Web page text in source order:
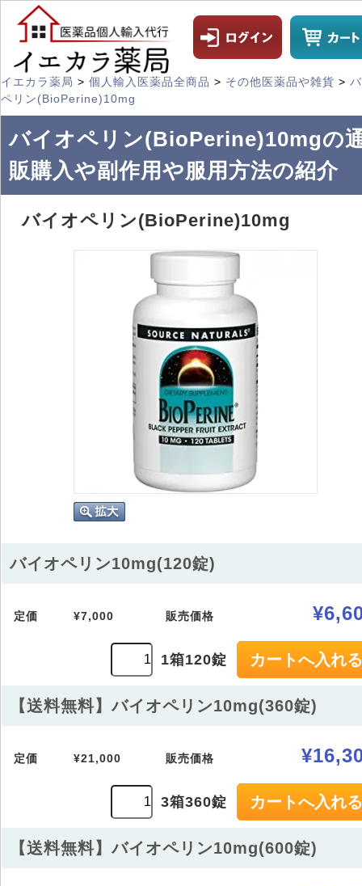
イエカラ薬局 > 個人輸入医薬品全商品 > その他医薬品や雑貨 >
ペリン(BioPerine)10mg
バイオペリン(BioPerine)10mgの
販購入や副作用や服用方法の紹介
バイオペリン(BioPerine)10mg
バイオペリン10mg(120錠)
定価 ¥7,000 販売価格
1箱120錠
【送料無料】バイオペリン10mg(360錠)
定価 ¥21,000 販売価格
3箱360錠
【送料無料】バイオペリン10mg(600錠)